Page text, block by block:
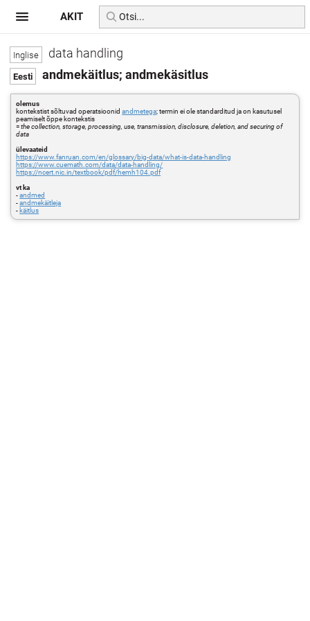
data handling
andmekäitlus; andmekäsitlus
olemus
kontekstist sõltuvad operatsioonidandmetega; termin ei ole standarditud ja on kasutusel
peamiselt õppe kontekstis
=the collection, storage, processing, use, transmission, disclosure, deletion, and securing of
data
ülevaateid
https://www.fanruan.com/en/glossary/big-data/what-is-data-handling
https://www.cuemath.com/data/data-handling/
https://ncert.nic.in/textbook/pdf/hemh104.pdf
vt ka
-andmed
-andmekäitleja
- käitlus
AKIT